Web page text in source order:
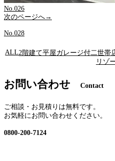
No.026
次のページへ→
No.028
ALL2階建て平屋ガレージ付二世帯
リゾ
お問い合わせ Contact
ご相談・お見積りは無料です。
お気軽にお問い合わせください。
0800-200-7124